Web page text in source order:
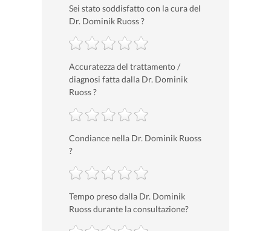
Sei stato soddisfatto con la cura del
Dr. Dominik Ruoss ?
Accuratezza del trattamento /
diagnosi fatta dalla Dr. Dominik
Ruoss ?
Condiance nella Dr. Dominik Ruoss
?
Tempo preso dalla Dr. Dominik
Ruoss durante la consultazione?